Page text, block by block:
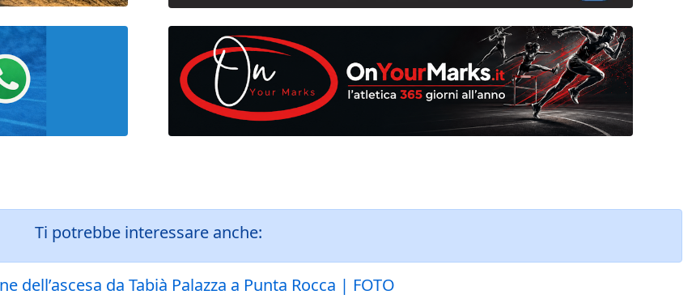
Ti potrebbe interessare anche:
da Tabià Palazza a Punta Rocca | FOTO